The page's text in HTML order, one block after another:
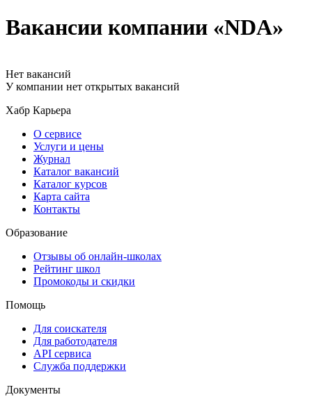
Вакансии компании «NDA»
Нет вакансий
У компании нет открытых вакансий
Хабр Карьера
О сервисе
Услуги и цены
Журнал
Каталог вакансий
Каталог курсов
Карта сайта
Контакты
Образование
Отзывы об онлайн-школах
Рейтинг школ
Промокоды и скидки
Помощь
Для соискателя
Для работодателя
API сервиса
Служба поддержки
Документы